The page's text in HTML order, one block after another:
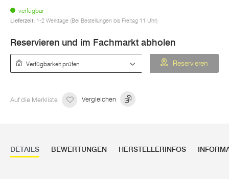
verfügbar
Lieferzeit: 1-2 Werktage (Bei Bestellungen bis Freitag 11 Uhr)
Reservieren und im Fachmarkt abholen
Reservieren
Auf die Merkliste Vergleichen
DETAILS BEWERTUNGEN HERSTELLERINFOS